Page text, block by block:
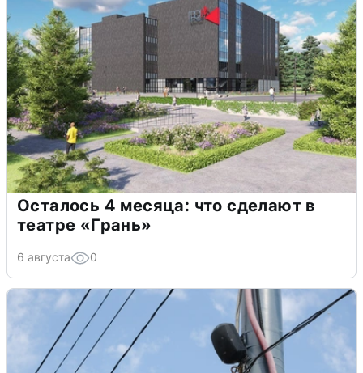
Осталось 4 месяца: что сделают в
театре «Грань»
6 августа 0